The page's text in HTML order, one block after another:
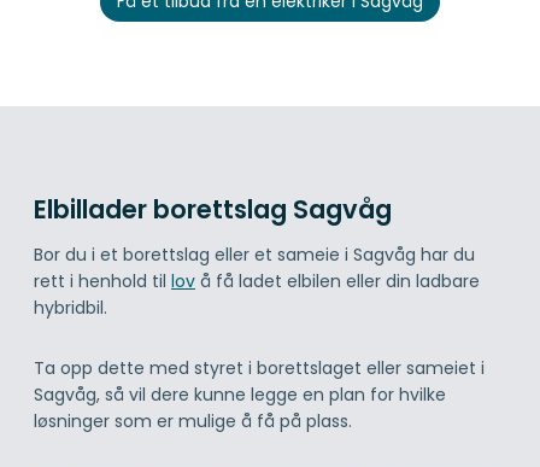
Elbillader borettslag Sagvåg
Bor du i et borettslag eller et sameie i Sagvåg har du
rett i henhold til lov å få ladet elbilen eller din ladbare
hybridbil.
Ta opp dette med styret i borettslaget eller sameiet i
Sagvåg, så vil dere kunne legge en plan for hvilke
løsninger som er mulige å få på plass.